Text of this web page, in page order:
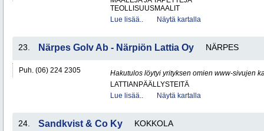
TEOLLISUUSMAALIT
Lue lisää..
Näytä kartalla
23. Närpes Golv Ab - Närpiön Lattia Oy NÄRPES
Puh. (06) 224 2305
Hakutulos löytyi yrityksen omien www-sivujen
LATTIANPÄÄLLYSTEITÄ
Lue lisää..
Näytä kartalla
24. Sandkvist & Co Ky KOKKOLA